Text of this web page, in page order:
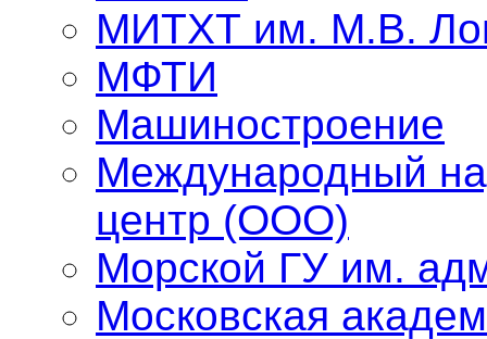
МИТХТ им. М.В.
МФТИ
Машиностроение
Международный
центр (ООО)
Морской ГУ им.
Московская